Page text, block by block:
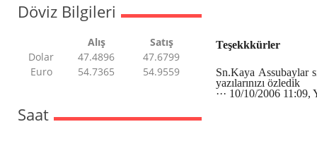
Döviz Bilgileri
Alış
Satış
Dolar
47.4896
47.6799
Euro
54.7365 54.9559
Saat
Teşekkkürler
Sn.Kaya Assubaylar
yazılarınızı özledik
··· 10/10/2006 11:09,